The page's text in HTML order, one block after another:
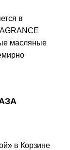
в
масляные
в Корзине